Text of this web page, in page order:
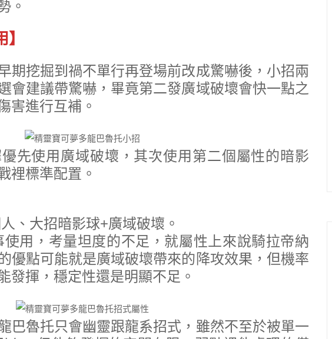
。
期挖掘到禍不單行再登場前改成驚嚇後，小招兩
會建議帶驚嚇，畢竟第二發廣域破壞會快一點之
害進行互補。
先使用廣域破壞，其次使用第二個屬性的暗影
裡標準配置。
、大招暗影球+廣域破壞。
用，考量坦度的不足，就屬性上來說騎拉帝納
優點可能就是廣域破壞帶來的降攻效果，但機率
發揮，穩定性還是明顯不足。
巴魯托只會幽靈跟龍系招式，雖然不至於被單一